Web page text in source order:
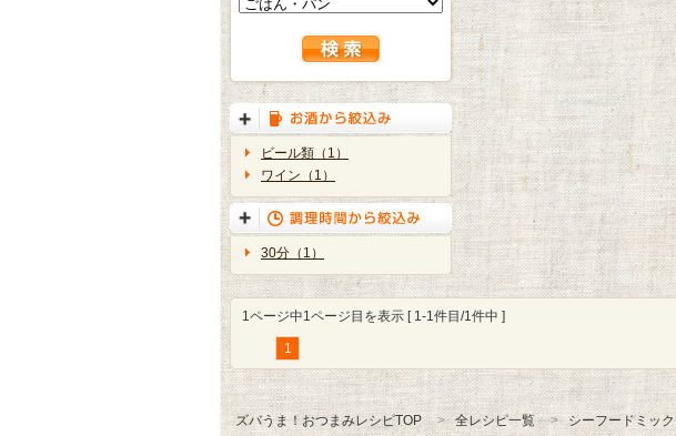
ビール類（1）
ワイン（1）
30分（1）
1ページ中1ページ目を表示 [ 1-1件目/1件中 ]
1
ズバうま！おつまみレシピTOP 全レシピ一覧
シーフードミッ